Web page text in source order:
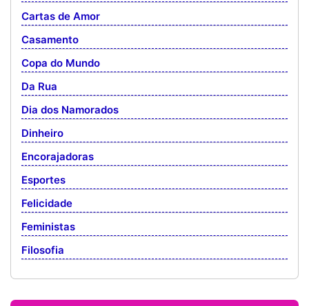
Cartas de Amor
Casamento
Copa do Mundo
Da Rua
Dia dos Namorados
Dinheiro
Encorajadoras
Esportes
Felicidade
Feministas
Filosofia